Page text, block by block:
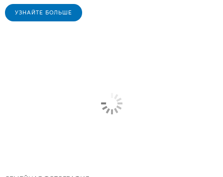
УЗНАЙТЕ БОЛЬШЕ